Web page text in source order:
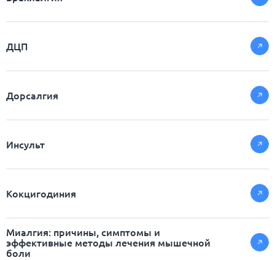
ДЦП
Дорсалгия
Инсульт
Кокцигодиния
Миалгия: причины, симптомы и
эффективные методы лечения мышечной
боли